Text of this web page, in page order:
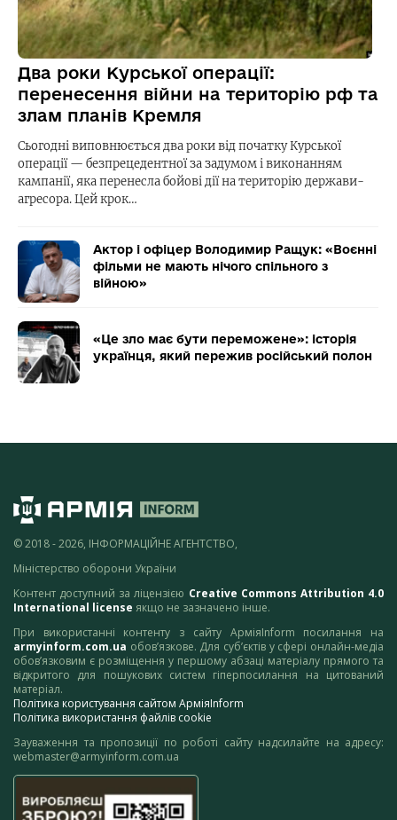
Два роки Курської операції:
перенесення війни на територію рф та
злам планів Кремля
Сьогодні виповнюється два роки від початку Курської
операції — безпрецедентної за задумом і виконанням
кампанії, яка перенесла бойові дії на територію держави-
агресора. Цей крок…
Актор і офіцер Володимир Ращук: «Воєнні
фільми не мають нічого спільного з
війною»
«Це зло має бути переможене»: історія
українця, який пережив російський полон
© 2018 - 2026, ІНФОРМАЦІЙНЕ АГЕНТСТВО,
Міністерство оборони України
Контент доступний за ліцензією Creative Commons Attribution 4.0
International license якщо не зазначено інше.
При використанні контенту з сайту АрміяInform посилання на
armyinform.com.ua обов’язкове. Для суб’єктів у сфері онлайн-медіа
обов’язковим є розміщення у першому абзаці матеріалу прямого та
відкритого для пошукових систем гіперпосилання на цитований
матеріал.
Політика користування сайтом АрміяInform
Політика використання файлів cookie
Зауваження та пропозиції по роботі сайту надсилайте на адресу:
webmaster@armyinform.com.ua